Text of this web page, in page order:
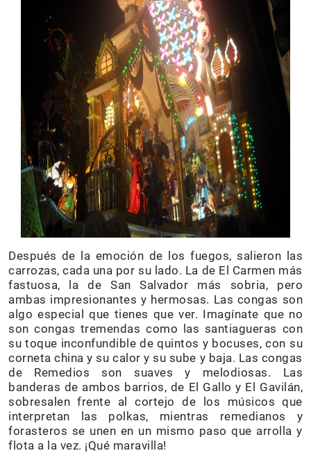
Después de la emoción de los fuegos, salieron las
carrozas, cada una por su lado. La de El Carmen más
fastuosa, la de San Salvador más sobria, pero
ambas impresionantes y hermosas. Las congas son
algo especial que tienes que ver. Imagínate que no
son congas tremendas como las santiagueras con
su toque inconfundible de quintos y bocuses, con su
corneta china y su calor y su sube y baja. Las congas
de Remedios son suaves y melodiosas. Las
banderas de ambos barrios, de El Gallo y El Gavilán,
sobresalen frente al cortejo de los músicos que
interpretan las polkas, mientras remedianos y
forasteros se unen en un mismo paso que arrolla y
flota a la vez. ¡Qué maravilla!